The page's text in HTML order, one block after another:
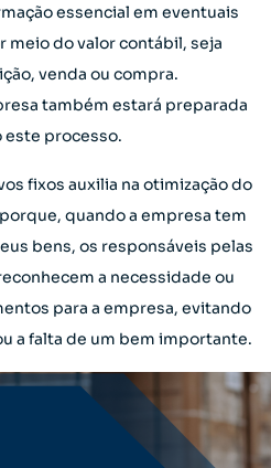
essencial em eventuais
meio do valor contábil, seja
venda ou compra.
também estará preparada
este processo.
fixos auxilia na otimização do
quando a empresa tem
bens, os responsáveis pelas
a necessidade ou
para a empresa, evitando
a falta de um bem importante.